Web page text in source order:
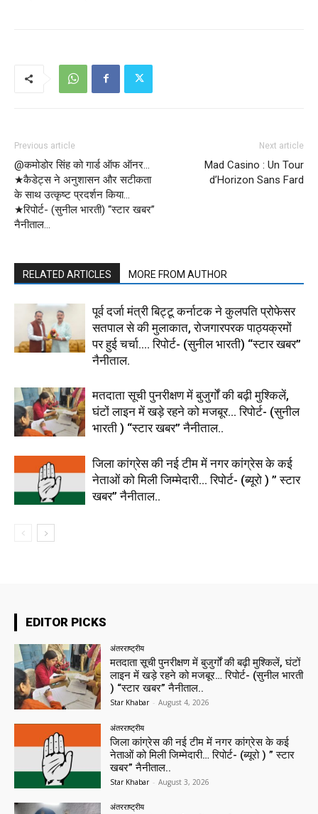
Previous article
@कमोडोर सिंह को गार्ड ऑफ ऑनर…
★कैडेट्स ने अनुशासन और सटीकता
के साथ उत्कृष्ट प्रदर्शन किया…
★रिपोर्ट- (सुनील भारती) “स्टार खबर”
नैनीताल…
Next article
Mad Casino : Un Tour
d’Horizon Sans Fard
RELATED ARTICLES MORE FROM AUTHOR
पूर्व दर्जा मंत्री बिट्टू कर्नाटक ने कुलपति प्रोफेसर
सतपाल से की मुलाकात, रोजगारपरक पाठ्यक्रमों
पर हुई चर्चा…. रिपोर्ट- (सुनील भारती) “स्टार खबर”
नैनीताल.
मतदाता सूची पुनरीक्षण में बुजुर्गों की बढ़ी मुश्किलें,
घंटों लाइन में खड़े रहने को मजबूर… रिपोर्ट- (सुनील
भारती ) “स्टार खबर” नैनीताल..
जिला कांग्रेस की नई टीम में नगर कांग्रेस के कई
नेताओं को मिली जिम्मेदारी… रिपोर्ट- (ब्यूरो ) ” स्टार
खबर” नैनीताल..
EDITOR PICKS
अंतरराष्ट्रीय
मतदाता सूची पुनरीक्षण में बुजुर्गों की बढ़ी मुश्किलें, घंटों
लाइन में खड़े रहने को मजबूर… रिपोर्ट- (सुनील भारती
) “स्टार खबर” नैनीताल..
Star Khabar - August 4, 2026
अंतरराष्ट्रीय
जिला कांग्रेस की नई टीम में नगर कांग्रेस के कई
नेताओं को मिली जिम्मेदारी… रिपोर्ट- (ब्यूरो ) ” स्टार
खबर” नैनीताल..
Star Khabar - August 3, 2026
अंतरराष्ट्रीय